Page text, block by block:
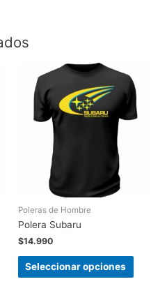
Poleras de Hombre
Polera Subaru
$14.990
Seleccionar opciones